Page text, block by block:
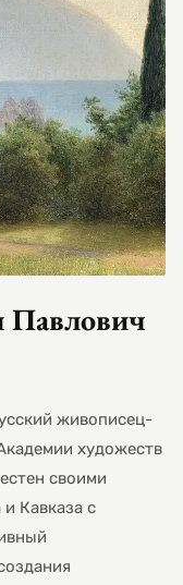
Павлович
живописец-
художеств
своими
Кавказа с